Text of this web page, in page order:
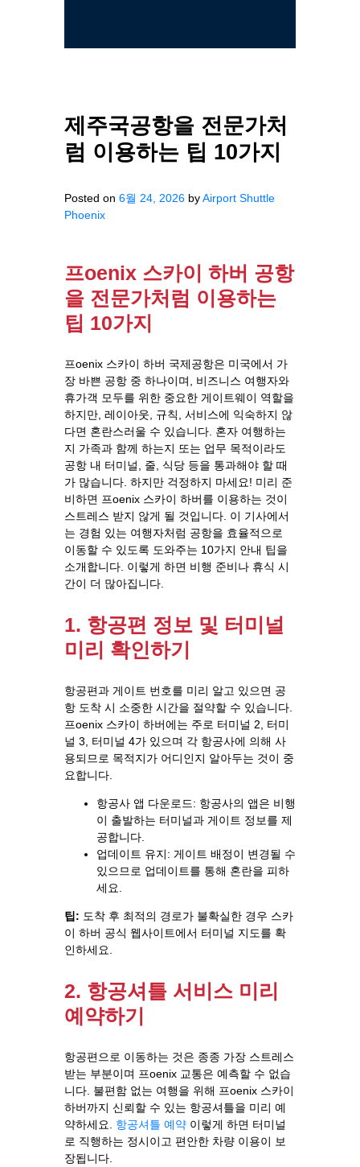
제주국공항을 전문가처
럼 이용하는 팁 10가지
Posted on 6월 24, 2026 byAirport Shuttle
Phoenix
프oenix 스카이 하버 공항
을 전문가처럼 이용하는
팁 10가지
프oenix 스카이 하버 국제공항은 미국에서 가
장 바쁜 공항 중 하나이며, 비즈니스 여행자와
휴가객 모두를 위한 중요한 게이트웨이 역할을
하지만, 레이아웃, 규칙, 서비스에 익숙하지 않
다면 혼란스러울 수 있습니다. 혼자 여행하는
지 가족과 함께 하는지 또는 업무 목적이라도
공항 내 터미널, 줄, 식당 등을 통과해야 할 때
가 많습니다. 하지만 걱정하지 마세요! 미리 준
비하면 프oenix 스카이 하버를 이용하는 것이
스트레스 받지 않게 될 것입니다. 이 기사에서
는 경험 있는 여행자처럼 공항을 효율적으로
이동할 수 있도록 도와주는 10가지 안내 팁을
소개합니다. 이렇게 하면 비행 준비나 휴식 시
간이 더 많아집니다.
1. 항공편 정보 및 터미널
미리 확인하기
항공편과 게이트 번호를 미리 알고 있으면 공
항 도착 시 소중한 시간을 절약할 수 있습니다.
프oenix 스카이 하버에는 주로 터미널 2, 터미
널 3, 터미널 4가 있으며 각 항공사에 의해 사
용되므로 목적지가 어디인지 알아두는 것이 중
요합니다.
항공사 앱 다운로드: 항공사의 앱은 비행
이 출발하는 터미널과 게이트 정보를 제
공합니다.
업데이트 유지: 게이트 배정이 변경될 수
있으므로 업데이트를 통해 혼란을 피하
세요.
팁: 도착 후 최적의 경로가 불확실한 경우 스카
이 하버 공식 웹사이트에서 터미널 지도를 확
인하세요.
2. 항공셔틀 서비스 미리
예약하기
항공편으로 이동하는 것은 종종 가장 스트레스
받는 부분이며 프oenix 교통은 예측할 수 없습
니다. 불편함 없는 여행을 위해 프oenix 스카이
하버까지 신뢰할 수 있는 항공셔틀을 미리 예
약하세요. 항공셔틀 예약 이렇게 하면 터미널
로 직행하는 정시이고 편안한 차량 이용이 보
장됩니다.